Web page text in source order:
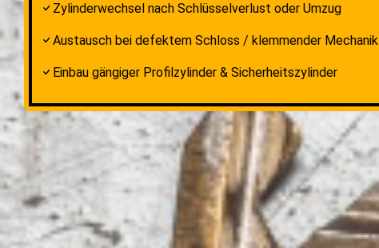
Zylinderwechsel nach Schlüsselverlust oder Umzug
Austausch bei defektem Schloss / klemmender Mechanik
Einbau gängiger Profilzylinder & Sicherheitszylinder